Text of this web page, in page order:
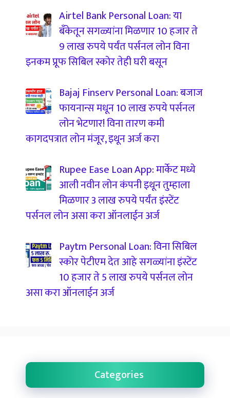
Airtel Bank Personal Loan: या
बँकेतून सगळ्यांना मिळणार 10 हजार ते
9 लाख रुपये पर्यंत पर्सनल लोन विना
इनकम प्रूफ सिबिल स्कोर तेही घरी बसून
Bajaj Finserv Personal Loan: बजाज
फायनान्स मधून 10 लाख रुपये पर्सनल
लोन भेटणार! विना तारण कमी
कागदपत्रात लोन मंजूर, इथून अर्ज करा
Rupee Ease Loan App: मार्केट मध्ये
आली नवीन लोन कंपनी इथून तुम्हाला
मिळणार 3 लाख रुपये पर्यंत इंस्टेंट
पर्सनल लोन असा करा ऑनलाईन अर्ज
Paytm Personal Loan: विना सिबिल
स्कोर पेटीएम देत आहे सगळ्यांना इंस्टेंट
10 हजार ते 5 लाख रुपये पर्सनल लोन
असा करा ऑनलाईन अर्ज
Categories